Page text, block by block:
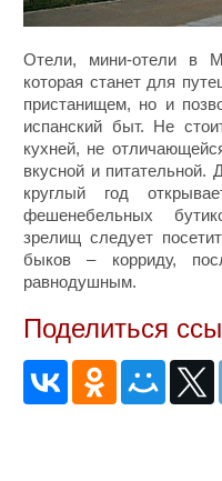
Отели, мини-отели в
которая станет для
пристанищем, но и
испанский быт. Не
кухней, не
вкусной и питательной.
круглый год
фешенебельных
зрелищ следует
быков – корриду,
равнодушным.
Поделиться